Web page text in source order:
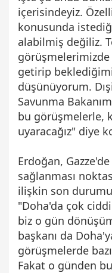
içerisindeyiz.
konusunda
alabilmiş değiliz.
getirip
düşünüyorum.
Savunma
bu görüşmelerle,
uyaracağız" diye
Erdoğan,
sağlanması
ilişkin son
"Doha'da çok
biz o gün
başkanı da
görüşmelerde
Fakat o günden